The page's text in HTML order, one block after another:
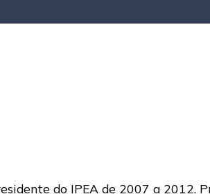
do IPEA de 2007 a 2012.